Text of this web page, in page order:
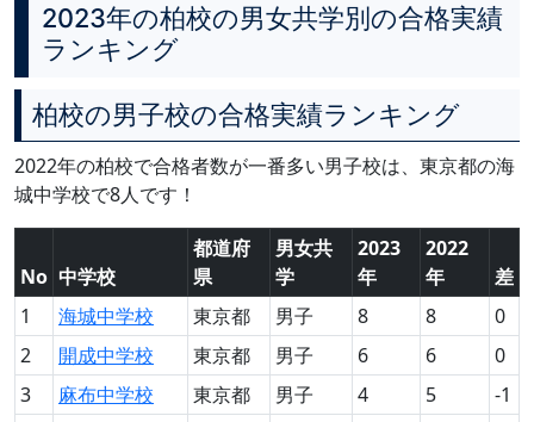
2023年の柏校の男女共学別の合格実績
ランキング
柏校の男子校の合格実績ランキング
2022年の柏校で合格者数が一番多い男子校は、東京都の海
城中学校で8人です！
No 中学校
都道府
県
男女共
学
2023
年
2022
年
差
1
海城中学校 東京都 男子 8 8
0
2
開成中学校 東京都 男子 6 6
0
3
麻布中学校 東京都 男子 4 5
-1